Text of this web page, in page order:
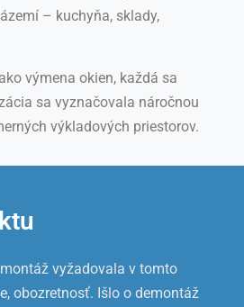
– kuchyňa, sklady,
výmena okien, každá sa
sa vyznačovala náročnou
výkladových priestorov.
vyžadovala v tomto
obozretnosť. Išlo o demontáž